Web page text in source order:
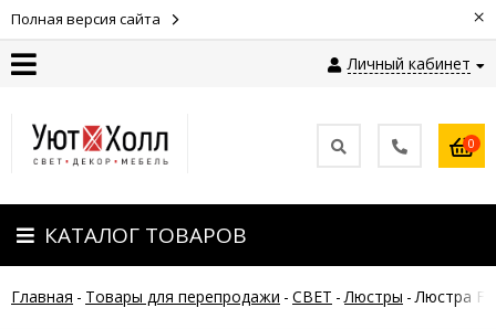
Полная версия сайта ×
Личный кабинет
Оплата
Доставка
Гарантия
0
КАТАЛОГ ТОВАРОВ
Главная - Товары для перепродажи - СВЕТ - Люстры - Люстра